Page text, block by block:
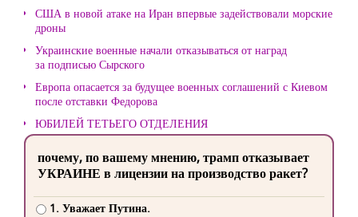
США в новой атаке на Иран впервые задействовали морские
дроны
Украинские военные начали отказываться от наград
за подписью Сырского
Европа опасается за будущее военных соглашений с Киевом
после отставки Федорова
ЮБИЛЕЙ ТЕТЬЕГО ОТДЕЛЕНИЯ
почему, по вашему мнению, трамп отказывает
УКРАИНЕ в лицензии на производство ракет?
1. Уважает Путина.